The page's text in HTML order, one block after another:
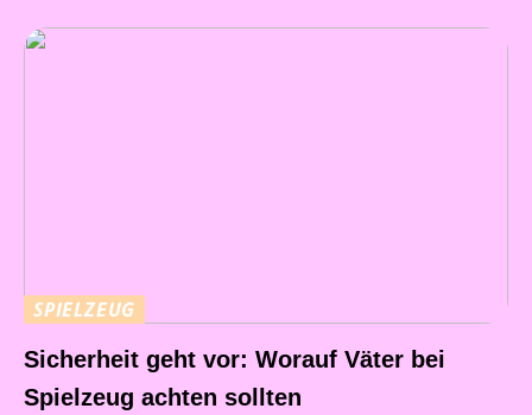
SPIELZEUG
Sicherheit geht vor: Worauf Väter bei
Spielzeug achten sollten